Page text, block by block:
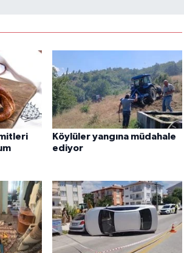
Köylüler yangına müdahale
ediyor